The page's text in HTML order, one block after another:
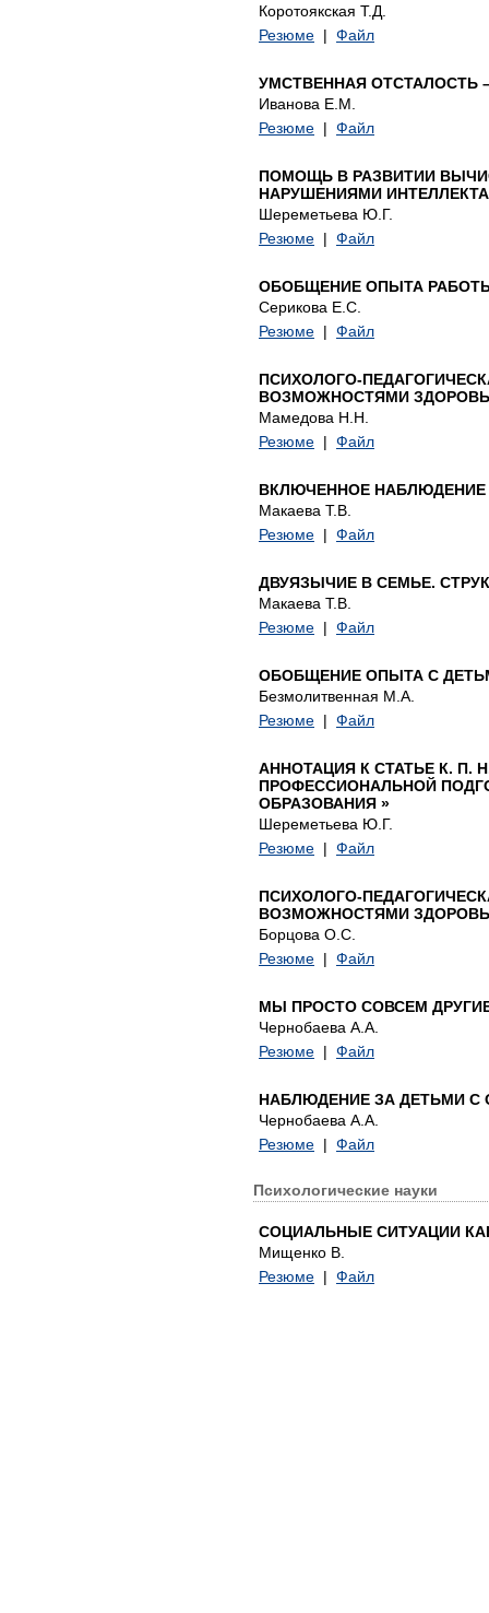
Коротоякская Т.Д.
Резюме | Файл
УМСТВЕННАЯ ОТСТАЛОСТЬ
Иванова Е.М.
Резюме | Файл
ПОМОЩЬ В РАЗВИТИИ
НАРУШЕНИЯМИ ИНТЕЛЛЕКТА
Шереметьева Ю.Г.
Резюме | Файл
ОБОБЩЕНИЕ ОПЫТА
Серикова Е.С.
Резюме | Файл
ПСИХОЛОГО-
ВОЗМОЖНОСТЯМИ
Мамедова Н.Н.
Резюме | Файл
ВКЛЮЧЕННОЕ
Макаева Т.В.
Резюме | Файл
ДВУЯЗЫЧИЕ В СЕМЬЕ.
Макаева Т.В.
Резюме | Файл
ОБОБЩЕНИЕ ОПЫТА С
Безмолитвенная М.А.
Резюме | Файл
АННОТАЦИЯ К СТАТЬЕ К. П.
ПРОФЕССИОНАЛЬНОЙ
ОБРАЗОВАНИЯ »
Шереметьева Ю.Г.
Резюме | Файл
ПСИХОЛОГО-
ВОЗМОЖНОСТЯМИ
Борцова О.С.
Резюме | Файл
МЫ ПРОСТО СОВСЕМ
Чернобаева А.А.
Резюме | Файл
НАБЛЮДЕНИЕ ЗА ДЕТЬМИ
Чернобаева А.А.
Резюме | Файл
Психологические науки
СОЦИАЛЬНЫЕ СИТУАЦИИ
Мищенко В.
Резюме | Файл